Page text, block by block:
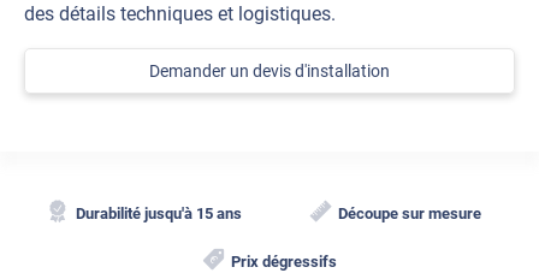
des détails techniques et logistiques.
Demander un devis d'installation
Durabilité jusqu'à 15 ans Découpe sur mesure
Prix dégressifs